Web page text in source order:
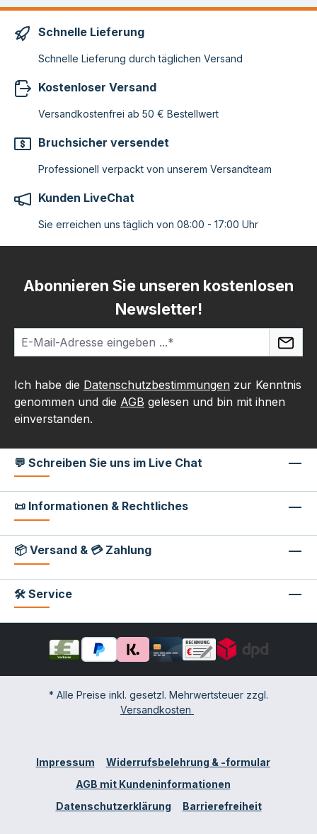
Schnelle Lieferung
Schnelle Lieferung durch täglichen Versand
Kostenloser Versand
Versandkostenfrei ab 50 € Bestellwert
Bruchsicher versendet
Professionell verpackt von unserem Versandteam
Kunden LiveChat
Sie erreichen uns täglich von 08:00 - 17:00 Uhr
Abonnieren Sie unseren kostenlosen
Newsletter!
Ich habe die Datenschutzbestimmungen zur Kenntnis
genommen und die AGB gelesen und bin mit ihnen
einverstanden.
💬 Schreiben Sie uns im Live Chat
📜 Informationen & Rechtliches
📦 Versand & 💳 Zahlung
🛠 Service
* Alle Preise inkl. gesetzl. Mehrwertsteuer zzgl.
Versandkosten
Impressum
Widerrufsbelehrung & -formular
AGB mit Kundeninformationen
Datenschutzerklärung
Barrierefreiheit